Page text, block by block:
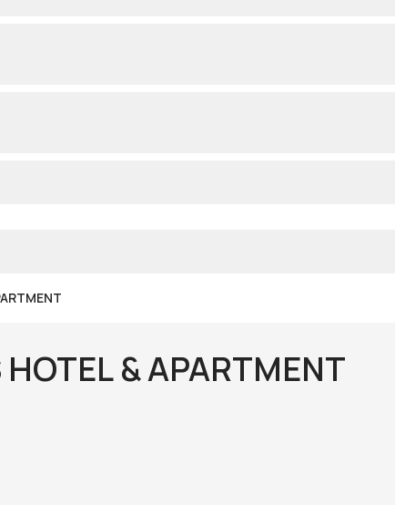
& APARTMENT